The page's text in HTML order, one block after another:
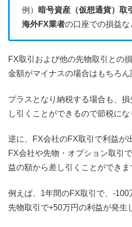
例）
暗号資産（仮想通貨）取引
海外FX業者の口座での損益な
FX取引および他の先物取引との
金額がマイナスの場合はもちろん
プラスとなり納税する場合も、
し引くことができるので節税にな
逆に、FX会社のFX取引で利益が
FX会社や先物・オプション取引
益の額から差し引くことができま
例えば、1年間のFX取引で、-
先物取引で+50万円の利益が発生